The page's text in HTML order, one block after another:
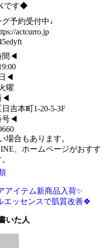
です◆
予約受付中↓
actcurro.jp
間◀︎
◀︎
曜
◀︎
吉本町1-20-5-3F
号◀︎
場合もあります。
、ホームページがおすす
アイテム新商品入荷✨
エッセンスで肌質改善🍀
いた人